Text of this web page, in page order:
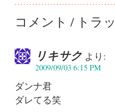
コメント / トラ
リキサク より:
2009/09/03 6:15 PM
ダンナ君
ダレてる笑